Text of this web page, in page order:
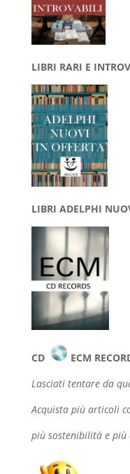
LIBRI RARI E
LIBRI ADELPHI
CD
ECM
Lasciati tentare da
Acquista più articoli
più sostenibilità e più